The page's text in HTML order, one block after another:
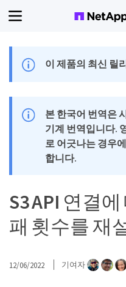
이 제품의 최신 릴
본 한국어 번역은
기계 번역입니다.
로 어긋나는 경우
합니다.
S3 API 연결
패 횟수를 재
12/06/2022 기여자